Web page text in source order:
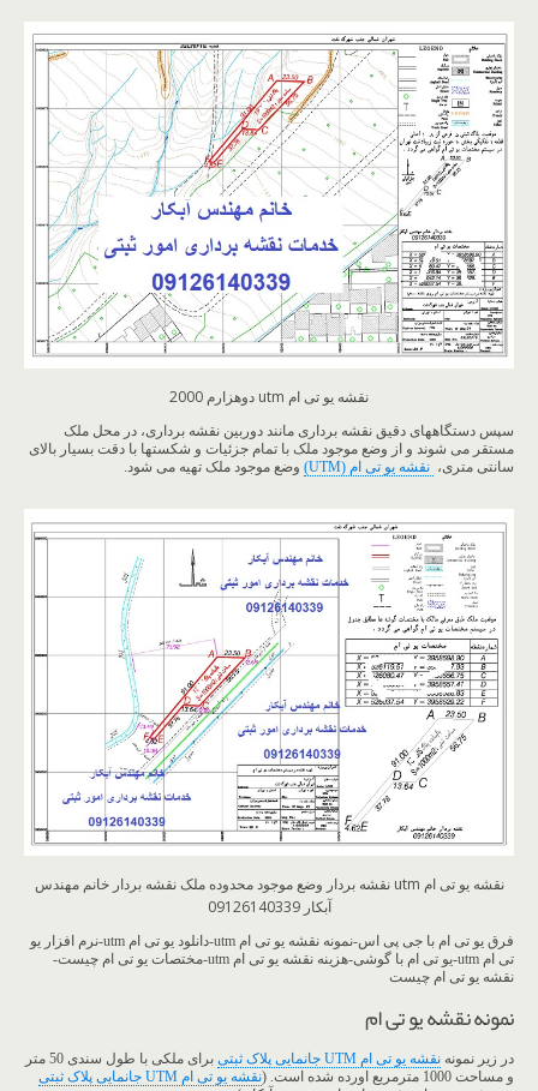
نقشه یو تی ام utm دوهزارم 2000
سپس دستگاههای دقیق نقشه برداری مانند دوربین نقشه برداری، در محل ملک
مستقر می شوند و از وضع موجود ملک با تمام جزئیات و شکستها با دقت بسیار بالای
سانتی متری، نقشه یو تی ام (UTM) وضع موجود ملک تهیه می شود.
نقشه یو تی ام utm نقشه بردار وضع موجود محدوده ملک نقشه بردار خانم مهندس
آبکار 09126140339
فرق یو تی ام با جی پی اس-نمونه نقشه یو تی ام utm-دانلود یو تی ام utm-نرم افزار یو
تی ام utm-یو تی ام با گوشی-هزینه نقشه یو تی ام utm-مختصات یو تی ام چیست-
نقشه یو تی ام چیست
نمونه نقشه یو تی ام
در زیر نمونه نقشه یو تی ام UTM جانمایی پلاک ثبتی
برای ملکی با طول سندی 50 متر
و مساحت 1000 مترمربع اورده شده است. (
نقشه یو تی ام UTM جانمایی پلاک ثبتی